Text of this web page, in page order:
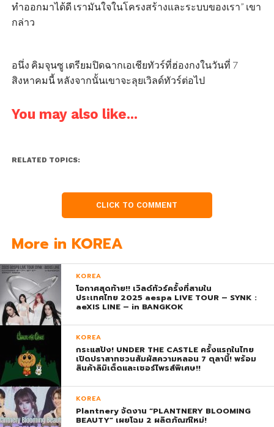
ทำออกมาได้ดี เรามันใจในโครงสร้างและระบบของเรา” เขา
กล่าว
อนึ่ง คิมจุนซู เตรียมปิดฉากเอเชียทัวร์ที่ฮ่องกงในวันที่ 7
สิงหาคมนี้ หลังจากนั้นเขาจะลุยเวิลด์ทัวร์ต่อไป
You may also like...
RELATED TOPICS:
CLICK TO COMMENT
More in KOREA
KOREA
โอกาศสุดท้าย!! เวิลด์ทัวร์ครั้งที่สามใน
ประเทศไทย 2025 aespa LIVE TOUR – SYNK :
aeXIS LINE – in BANGKOK
KOREA
กระแสปัง! UNDER THE CASTLE ครั้งแรกในไทย
เปิดปราสาทชวนสัมผัสความหลอน 7 ตุลานี้! พร้อม
สินค้าลิมิเต็ดและเซอร์ไพรส์พิเศษ!!
KOREA
Plantnery จัดงาน “PLANTNERY BLOOMING
BEAUTY” เผยโฉม 2 ผลิตภัณฑ์ใหม่!